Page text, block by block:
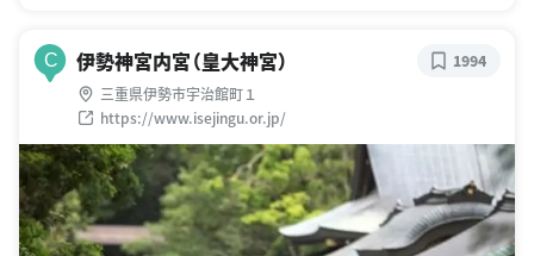
C 伊勢神宮内宮（皇大神宮）
三重県伊勢市宇治館町１
https://www.isejingu.or.jp/
1994